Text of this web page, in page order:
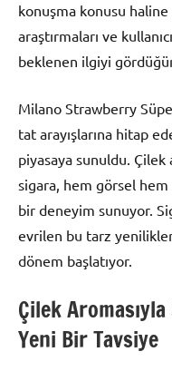
konuşma konusu
araştırmaları ve
beklenen ilgiyi
Milano Strawberry
tat arayışlarına hitap
piyasaya sunuldu.
sigara, hem görsel hem
bir deneyim sunuyor.
evrilen bu tarz
dönem başlatıyor.
Çilek
Yeni Bir Tavsiye